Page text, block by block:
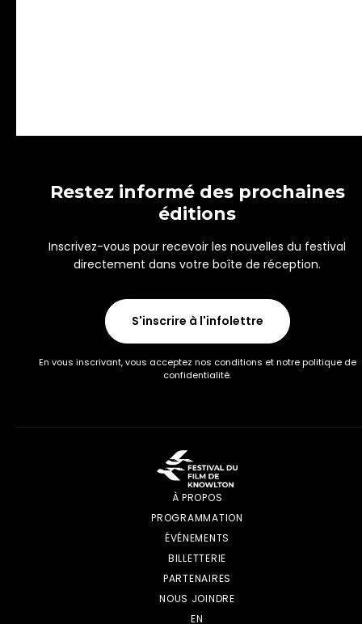
Restez informé des prochaines
éditions
Inscrivez-vous pour recevoir les nouvelles du festival
directement dans votre boîte de réception.
S'inscrire à l'infolettre
En vous inscrivant, vous acceptez nos conditions et notre politique de
confidentialité.
À PROPOS
PROGRAMMATION
ÉVÉNEMENTS
BILLETTERIE
PARTENAIRES
NOUS JOINDRE
EN